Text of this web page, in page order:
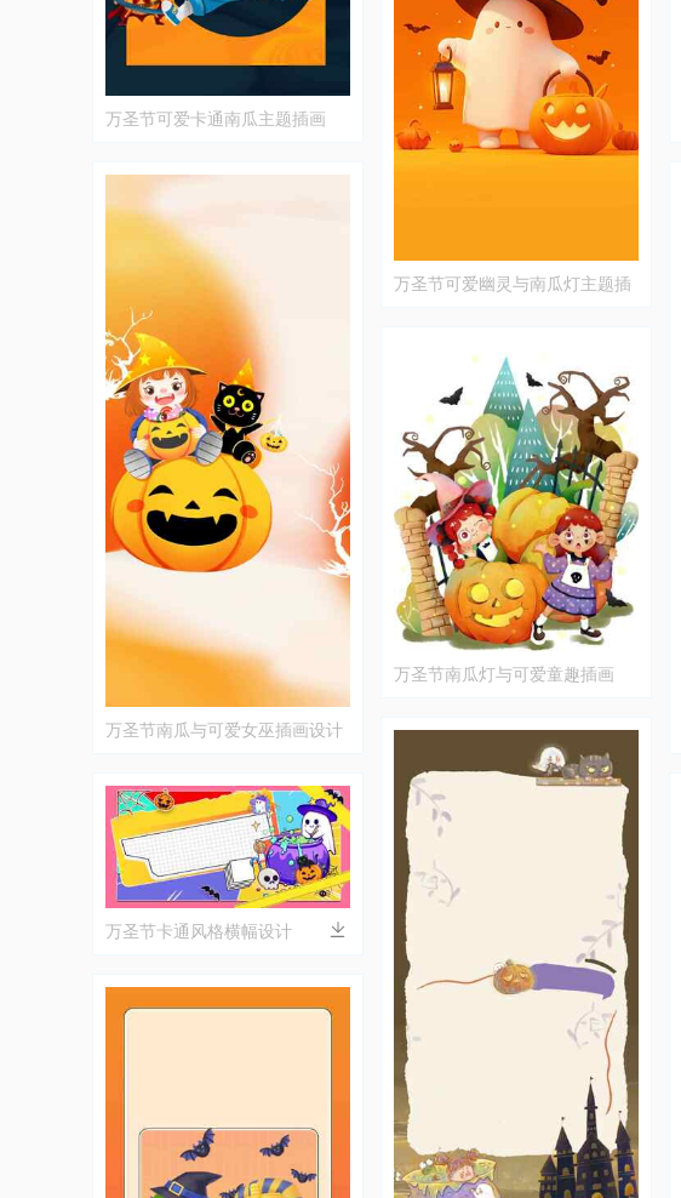
万圣节可爱卡通南瓜主题插画
万圣节南瓜与可爱女巫插画设计
万圣节卡通风格横幅设计
万圣节可爱幽灵与南瓜灯主题插
万圣节南瓜灯与可爱童趣插画